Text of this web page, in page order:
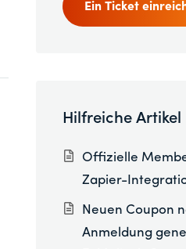
Ein Ticket
Hilfreiche Artikel
Offizielle
Zapier-
Neuen Coupon
Anmeldung